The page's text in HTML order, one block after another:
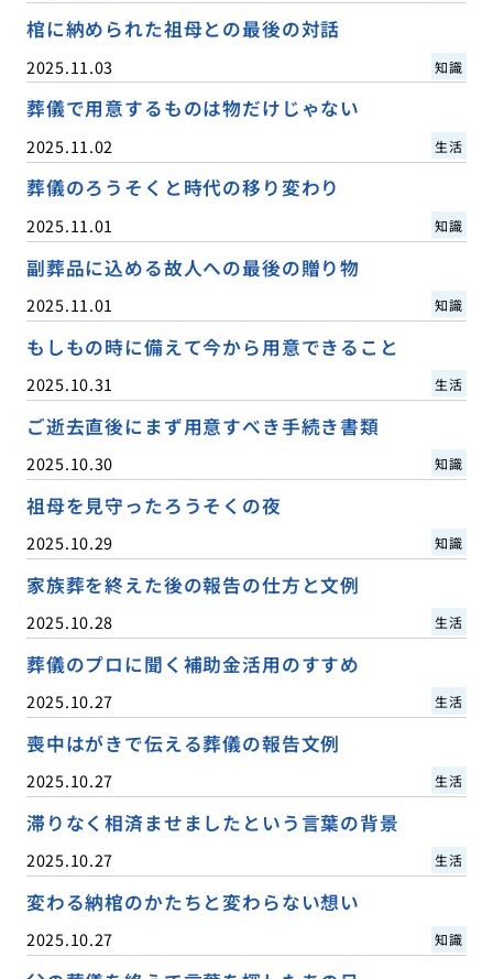
棺に納められた祖母との最後の対話
2025.11.03 知識
葬儀で用意するものは物だけじゃない
2025.11.02 生活
葬儀のろうそくと時代の移り変わり
2025.11.01 知識
副葬品に込める故人への最後の贈り物
2025.11.01 知識
もしもの時に備えて今から用意できること
2025.10.31 生活
ご逝去直後にまず用意すべき手続き書類
2025.10.30 知識
祖母を見守ったろうそくの夜
2025.10.29 知識
家族葬を終えた後の報告の仕方と文例
2025.10.28 生活
葬儀のプロに聞く補助金活用のすすめ
2025.10.27 生活
喪中はがきで伝える葬儀の報告文例
2025.10.27 生活
滞りなく相済ませましたという言葉の背景
2025.10.27 生活
変わる納棺のかたちと変わらない想い
2025.10.27 知識